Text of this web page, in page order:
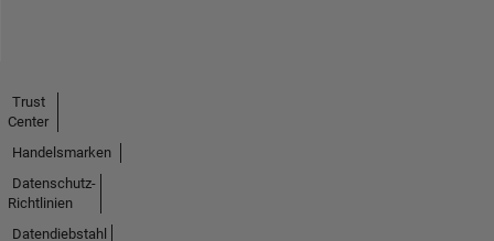
Trust
Center
Handelsmarken
Datenschutz-
Richtlinien
Datendiebstahl